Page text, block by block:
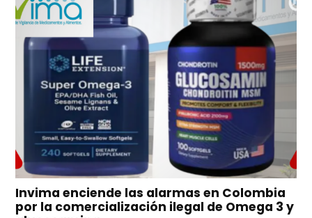
Invima enciende las alarmas en Colombia
por la comercialización ilegal de Omega 3 y